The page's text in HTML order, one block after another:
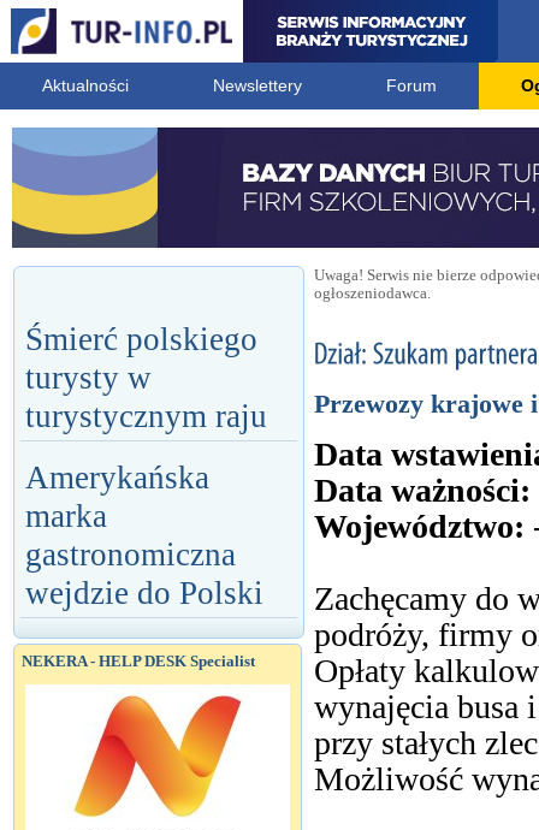
Aktualności Newslettery Forum
Śmierć polskiego
turysty w
turystycznym raju
Amerykańska
marka
gastronomiczna
wejdzie do Polski
NEKERA - HELP DESK Specialist
Uwaga! Serwis nie bierze
ogłoszeniodawca.
Przewozy krajowe
Data
Data ważności:
Województwo:
Zachęcamy do
podróży, firmy
Opłaty
wynajęcia busa
przy stałych
Możliwość